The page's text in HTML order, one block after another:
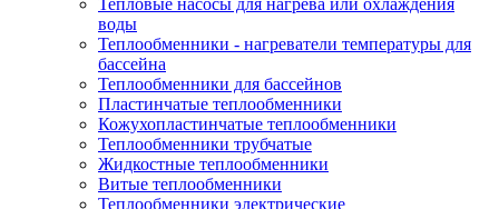
Тепловые насосы для нагрева или охлаждения
воды
Теплообменники - нагреватели температуры для
бассейна
Теплообменники для бассейнов
Пластинчатые теплообменники
Кожухопластинчатые теплообменники
Теплообменники трубчатые
Жидкостные теплообменники
Витые теплообменники
Теплообменники электрические